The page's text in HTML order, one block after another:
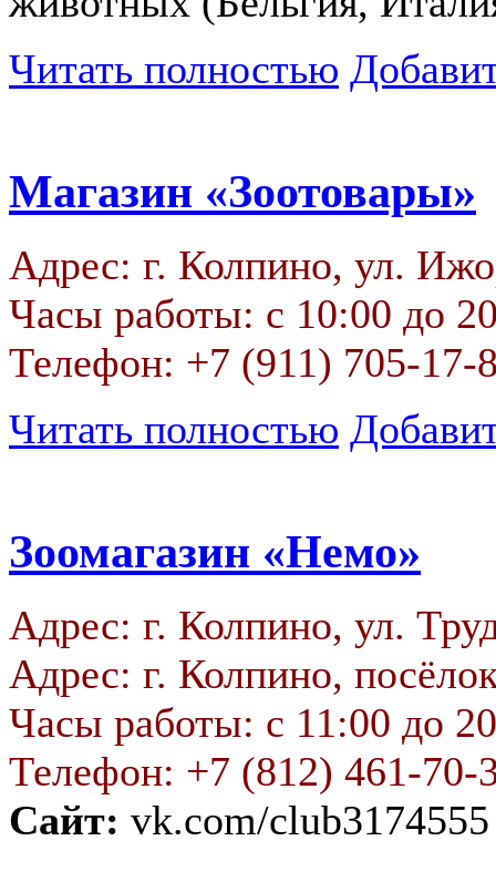
Читать полностью
Магазин «Зоотовары»
Адрес: г. Колпино, ул.
Часы работы: с 10:00 до
Телефон: +7 (911) 705-17-
Читать полностью
Зоомагазин «Немо»
Адрес: г. Колпино, ул.
Адрес: г. Колпино,
Часы работы: с 11:00 до
Телефон: +7 (812) 461-70-
Сайт: vk.com/club3174555